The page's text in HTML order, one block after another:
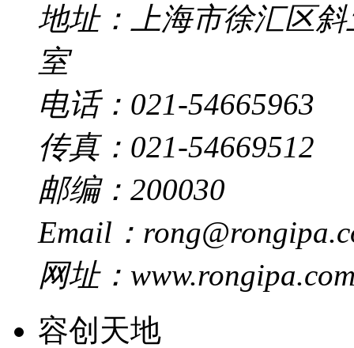
地址：上海市徐汇区斜
室
电话：021-54665963
传真：021-54669512
邮编：200030
Email：
网址：
容创天地